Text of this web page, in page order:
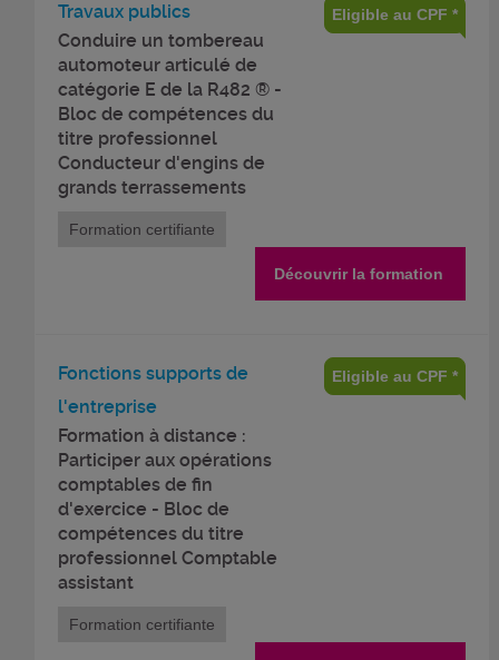
Travaux publics
Conduire un tombereau
automoteur articulé de
catégorie E de la R482 ® -
Bloc de compétences du
titre professionnel
Conducteur d'engins de
grands terrassements
Eligible au CPF *
Formation certifiante
Découvrir la formation
Fonctions supports de
l'entreprise
Formation à distance :
Participer aux opérations
comptables de fin
d'exercice - Bloc de
compétences du titre
professionnel Comptable
assistant
Eligible au CPF *
Formation certifiante